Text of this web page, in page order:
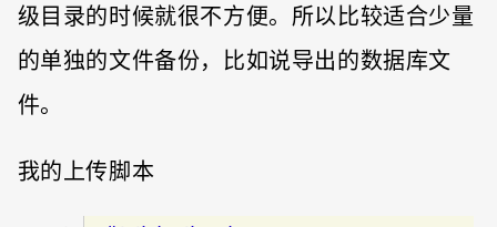
级目录的时候就很不方便。所以比较适合少量
的单独的文件备份，比如说导出的数据库文
件。
我的上传脚本